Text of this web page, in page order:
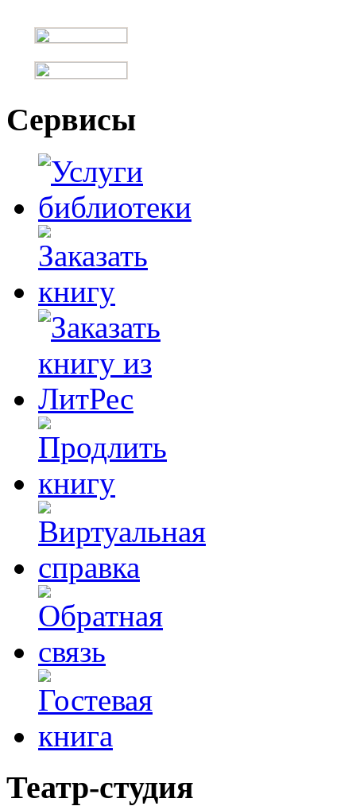
Сервисы
Театр-студия